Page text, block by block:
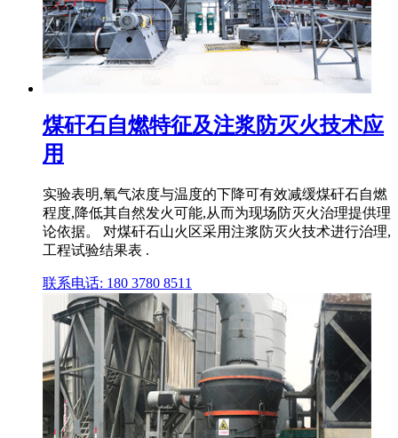
煤矸石自燃特征及注浆防灭火技术应
用
实验表明,氧气浓度与温度的下降可有效减缓煤矸石自燃
程度,降低其自然发火可能,从而为现场防灭火治理提供理
论依据。 对煤矸石山火区采用注浆防灭火技术进行治理,
工程试验结果表 .
联系电话: 180 3780 8511